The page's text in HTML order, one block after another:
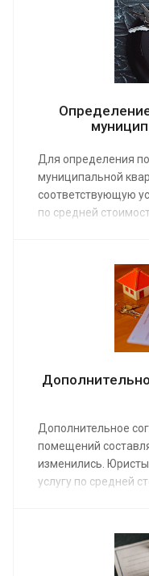
Для определения
муниципальной
соответствующую
по средней
условия
Дополнительное
помещений
изменились.
услугу по средней
наш клиент
переговоров или